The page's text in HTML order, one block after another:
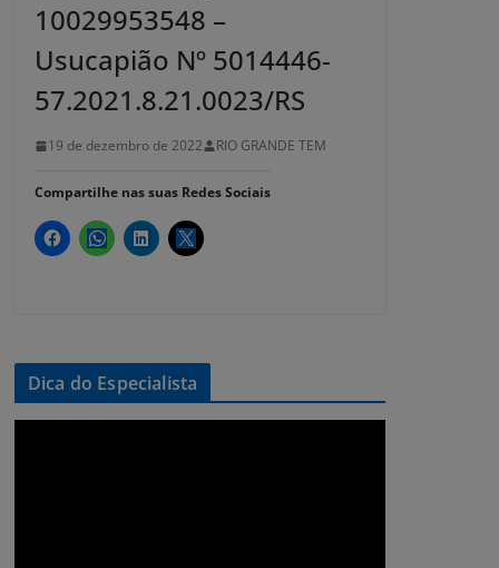
10029953548 –
Usucapião Nº 5014446-
57.2021.8.21.0023/RS
19 de dezembro de 2022 RIO GRANDE TEM
Compartilhe nas suas Redes Sociais
Dica do Especialista